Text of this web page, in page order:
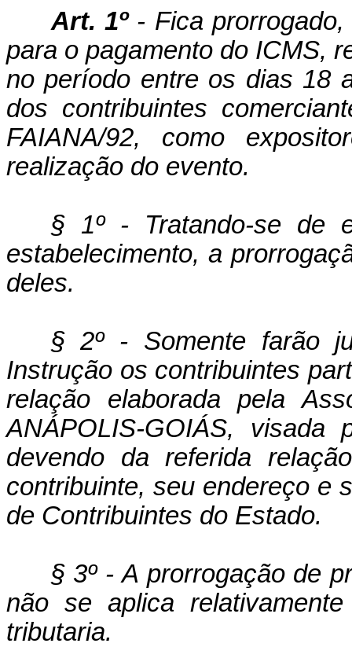
Art. 1º - Fica
para o pagamento do ICMS,
no período entre os dias 18
dos contribuintes
FAIANA/92, como
realização do evento.
§ 1º - Tratando-se de
estabelecimento, a
deles.
§ 2º - Somente farão
Instrução os contribuintes
relação elaborada pela
ANÁPOLIS-GOIÁS, visada
devendo da referida
contribuinte, seu endereço e
de Contribuintes do Estado.
§ 3º - A prorrogação de
não se aplica
tributaria.